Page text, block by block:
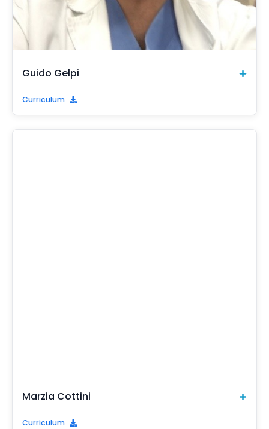
Guido Gelpi
Curriculum
Marzia Cottini
Curriculum